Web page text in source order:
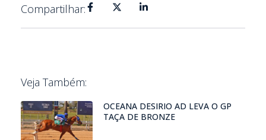
Compartilhar:
Veja Também:
OCEANA DESIRIO AD LEVA O GP
TAÇA DE BRONZE